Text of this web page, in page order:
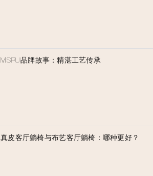
MISIRUI品牌故事：精湛工艺传承
真皮客厅躺椅与布艺客厅躺椅：哪种更好？